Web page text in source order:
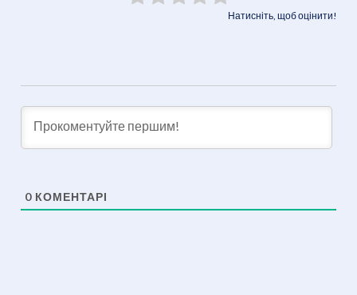
Натисніть, щоб оцінити!
0 КОМЕНТАРІ